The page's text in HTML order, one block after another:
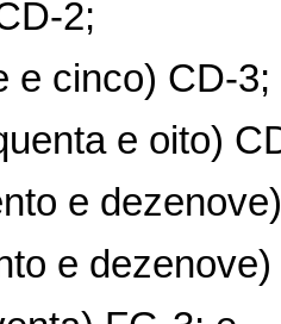
2;
e cinco) CD-3;
e oito)
e
e